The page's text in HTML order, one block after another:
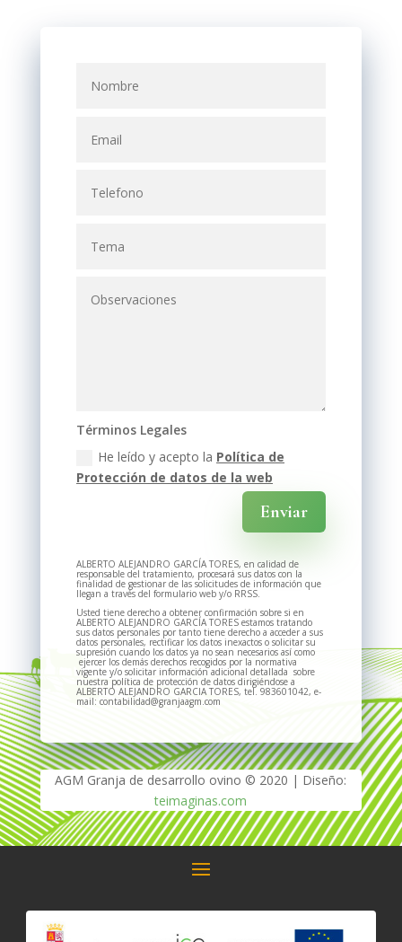
Términos Legales
He leído y acepto la Política de
Protección de datos de la web
Enviar
ALBERTO ALEJANDRO GARCÍA TORES, en calidad de
responsable del tratamiento, procesará sus datos con la
finalidad de gestionar de las solicitudes de información que
llegan a través del formulario web y/o RRSS.
Usted tiene derecho a obtener confirmación sobre si en
ALBERTO ALEJANDRO GARCÍA TORES estamos tratando
sus datos personales por tanto tiene derecho a acceder a sus
datos personales, rectificar los datos inexactos o solicitar su
supresión cuando los datos ya no sean necesarios así como
ejercer los demás derechos recogidos por la normativa
vigente y/o solicitar información adicional detallada sobre
nuestra política de protección de datos dirigiéndose a
ALBERTO ALEJANDRO GARCIA TORES, tel. 983601042, e-
mail: contabilidad@granjaagm.com
AGM Granja de desarrollo ovino © 2020 | Diseño:
teimaginas.com